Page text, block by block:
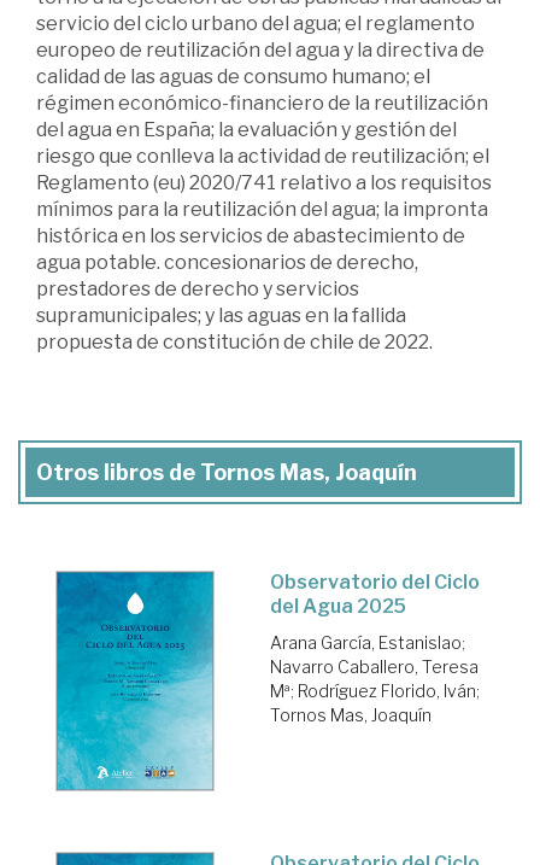
servicio del ciclo urbano del agua; el reglamento
europeo de reutilización del agua y la directiva de
calidad de las aguas de consumo humano; el
régimen económico-financiero de la reutilización
del agua en España; la evaluación y gestión del
riesgo que conlleva la actividad de reutilización; el
Reglamento (eu) 2020/741 relativo a los requisitos
mínimos para la reutilización del agua; la impronta
histórica en los servicios de abastecimiento de
agua potable. concesionarios de derecho,
prestadores de derecho y servicios
supramunicipales; y las aguas en la fallida
propuesta de constitución de chile de 2022.
Otros libros de Tornos Mas, Joaquín
Observatorio del Ciclo
del Agua 2025
Arana García, Estanislao;
Navarro Caballero, Teresa
Mª; Rodríguez Florido, Iván;
Tornos Mas, Joaquín